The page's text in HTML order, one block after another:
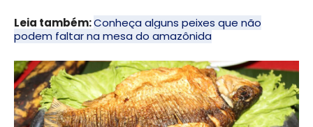
Leia também:Conheça alguns peixes que não
podem faltar na mesa do amazônida